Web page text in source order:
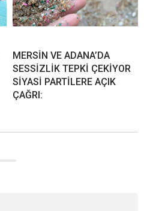
MERSİN VE ADANA’DA
SESSİZLİK TEPKİ ÇEKİYOR
SİYASİ PARTİLERE AÇIK
ÇAĞRI: